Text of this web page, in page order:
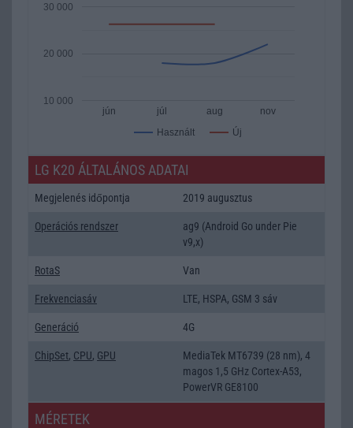
Használt Új
jún júl aug nov
10 000
20 000
30 000
LG K20 ÁLTALÁNOS ADATAI
Megjelenés időpontja 2019 augusztus
Operációs rendszer
ag9 (Android Go under Pie
v9,x)
RotaS Van
Frekvenciasáv LTE, HSPA, GSM 3 sáv
Generáció 4G
ChipSet, CPU, GPU
MediaTek MT6739 (28 nm), 4
magos 1,5 GHz Cortex-A53,
PowerVR GE8100
MÉRETEK